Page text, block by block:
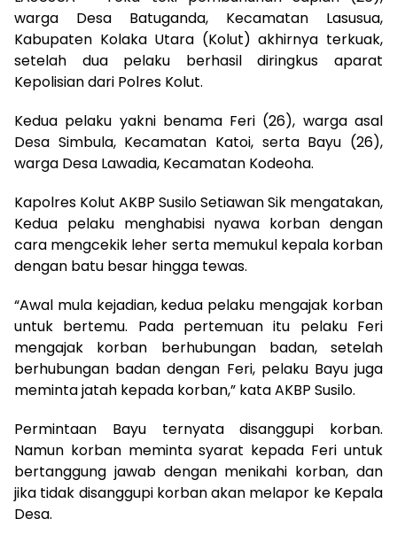
warga Desa Batuganda, Kecamatan Lasusua,
Kabupaten Kolaka Utara (Kolut) akhirnya terkuak,
setelah dua pelaku berhasil diringkus aparat
Kepolisian dari Polres Kolut.
Kedua pelaku yakni benama Feri (26), warga asal
Desa Simbula, Kecamatan Katoi, serta Bayu (26),
warga Desa Lawadia, Kecamatan Kodeoha.
Kapolres Kolut AKBP Susilo Setiawan Sik mengatakan,
Kedua pelaku menghabisi nyawa korban dengan
cara mengcekik leher serta memukul kepala korban
dengan batu besar hingga tewas.
“Awal mula kejadian, kedua pelaku mengajak korban
untuk bertemu. Pada pertemuan itu pelaku Feri
mengajak korban berhubungan badan, setelah
berhubungan badan dengan Feri, pelaku Bayu juga
meminta jatah kepada korban,” kata AKBP Susilo.
Permintaan Bayu ternyata disanggupi korban.
Namun korban meminta syarat kepada Feri untuk
bertanggung jawab dengan menikahi korban, dan
jika tidak disanggupi korban akan melapor ke Kepala
Desa.